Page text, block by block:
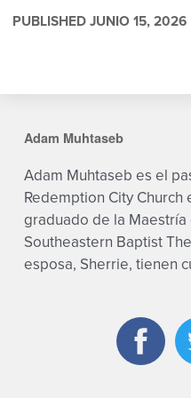
PUBLISHED JUNIO 15, 2026
Adam Muhtaseb
Adam Muhtaseb es el
Redemption City
graduado de la Maestría
Southeastern Baptist
esposa, Sherrie, tienen